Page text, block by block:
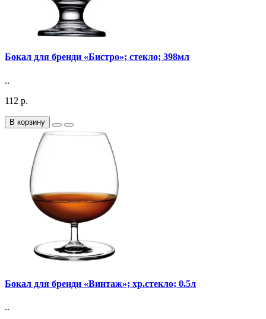
Бокал для бренди «Бистро»; стекло; 398мл
..
112 р.
В корзину
Бокал для бренди «Винтаж»; хр.стекло; 0.5л
..